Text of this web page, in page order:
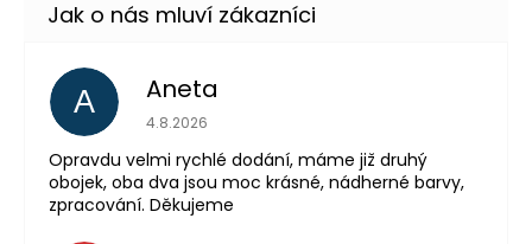
A Aneta
Hodnocení
4.8.2026
Opravdu velmi rychlé dodání, máme již druhý
obojek, oba dva jsou moc krásné, nádherné barvy,
zpracování. Děkujeme